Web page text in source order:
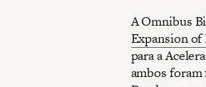
A Omnibus
Expansion
para a
ambos